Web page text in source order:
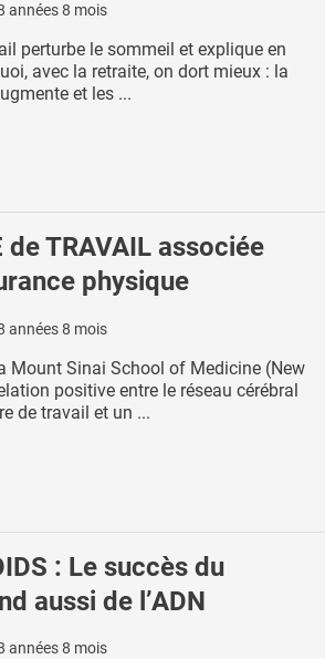
années 8 mois
perturbe le sommeil et explique en
avec la retraite, on dort mieux : la
et les ...
de TRAVAIL associée
physique
années 8 mois
Mount Sinai School of Medicine (New
positive entre le réseau cérébral
de travail et un ...
: Le succès du
aussi de l’ADN
années 8 mois